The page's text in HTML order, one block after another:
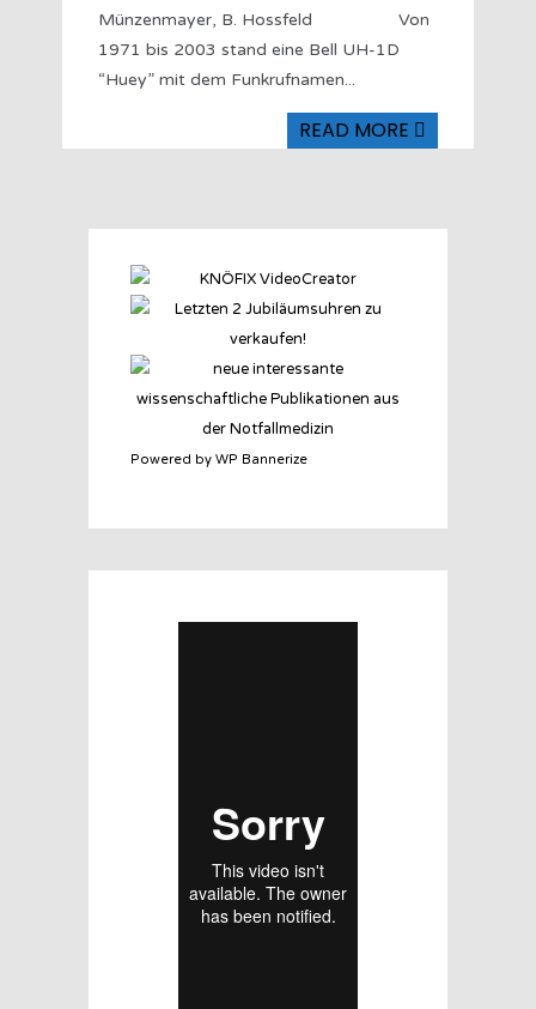
Münzenmayer, B. Hossfeld Von
1971 bis 2003 stand eine Bell UH-1D
“Huey” mit dem Funkrufnamen...
READ MORE
Powered by WP Bannerize